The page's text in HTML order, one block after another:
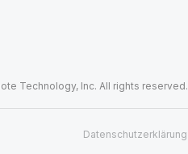
Technology, Inc. All rights reserved.
Datenschutzerklärung